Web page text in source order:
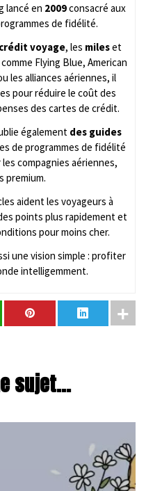
lancé en 2009consacré aux
de fidélité.
voyage, les mileset
Flying Blue, American
les alliances aériennes, il
pour réduire le coût des
des cartes de crédit.
également des guides
de programmes de fidélité
compagnies aériennes,
premium.
aident les voyageurs à
points plus rapidement et
pour moins cher.
une vision simple : profiter
intelligemment.
sujet...